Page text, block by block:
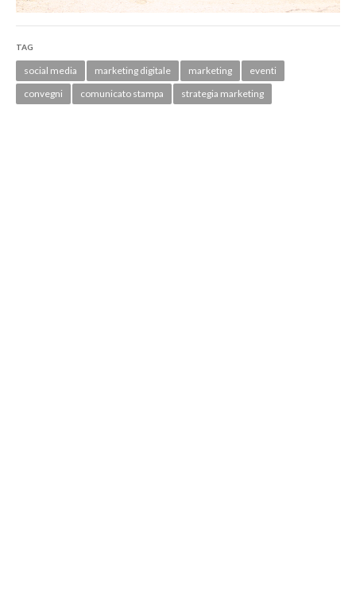
TAG
social media marketing digitale marketing
eventi
convegni
comunicato stampa strategia marketing